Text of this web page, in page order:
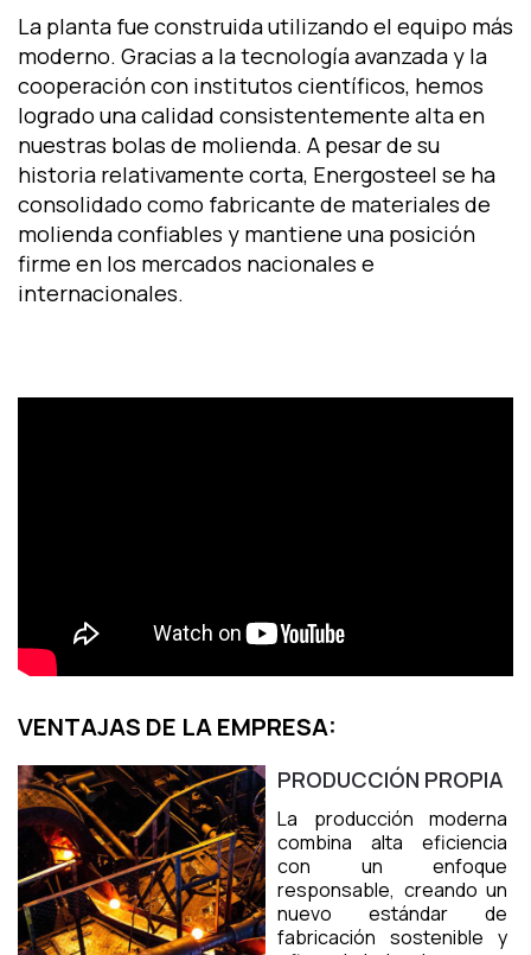
La planta fue construida utilizando el equipo más
moderno. Gracias a la tecnología avanzada y la
cooperación con institutos científicos, hemos
logrado una calidad consistentemente alta en
nuestras bolas de molienda. A pesar de su
historia relativamente corta, Energosteel se ha
consolidado como fabricante de materiales de
molienda confiables y mantiene una posición
firme en los mercados nacionales e
internacionales.
VENTAJAS DE LA EMPRESA:
PRODUCCIÓN PROPIA
La producción moderna
combina alta eficiencia
con un enfoque
responsable, creando un
nuevo estándar de
fabricación sostenible y